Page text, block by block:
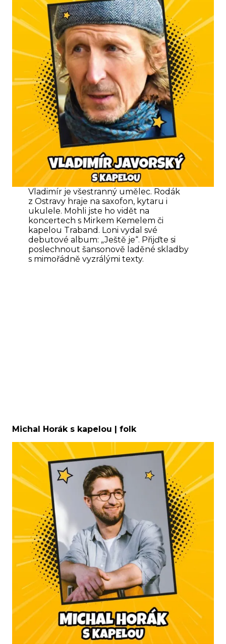
Vladimír je všestranný umělec. Rodák
z Ostravy hraje na saxofon, kytaru i
ukulele. Mohli jste ho vidět na
koncertech s Mirkem Kemelem či
kapelou Traband. Loni vydal své
debutové album: „Ještě je“. Přijďte si
poslechnout šansonově laděné skladby
s mimořádně vyzrálými texty.
Michal Horák s kapelou | folk